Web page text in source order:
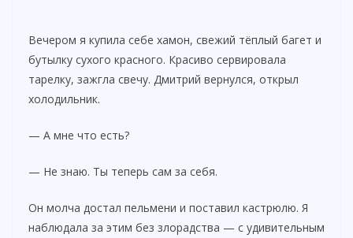
Вечером я купила себе хамон, свежий тёплый багет и
бутылку сухого красного. Красиво сервировала
тарелку, зажгла свечу. Дмитрий вернулся, открыл
холодильник.
— А мне что есть?
— Не знаю. Ты теперь сам за себя.
Он молча достал пельмени и поставил кастрюлю. Я
наблюдала за этим без злорадства — с удивительным